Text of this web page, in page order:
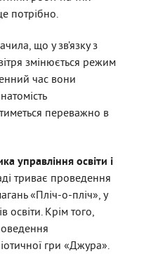
потрібно.
що у зв’язку з
змінюється режим
час вони
переважно в
управління освіти і
триває проведення
«Пліч-о-пліч», у
освіти. Крім того,
гри «Джура».